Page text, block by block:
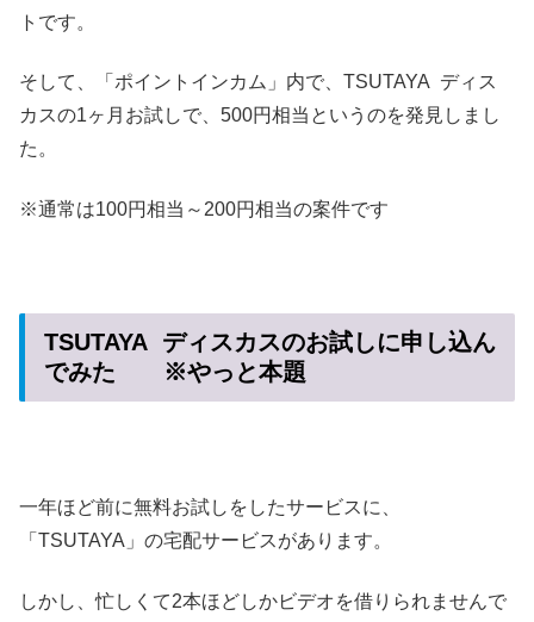
トです。
そして、「ポイントインカム」内で、TSUTAYA ディス
カスの1ヶ月お試しで、500円相当というのを発見しまし
た。
※通常は100円相当～200円相当の案件です
TSUTAYA ディスカスのお試しに申し込ん
でみた ※やっと本題
一年ほど前に無料お試しをしたサービスに、
「TSUTAYA」の宅配サービスがあります。
しかし、忙しくて2本ほどしかビデオを借りられませんで